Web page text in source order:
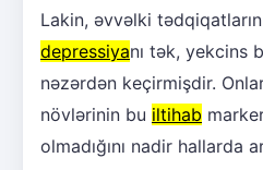
Lakin, əvvəlki
depressiyanı tək, yekcins
nəzərdən keçirmişdir.
növlərinin bu iltihab
olmadığını nadir hallarda